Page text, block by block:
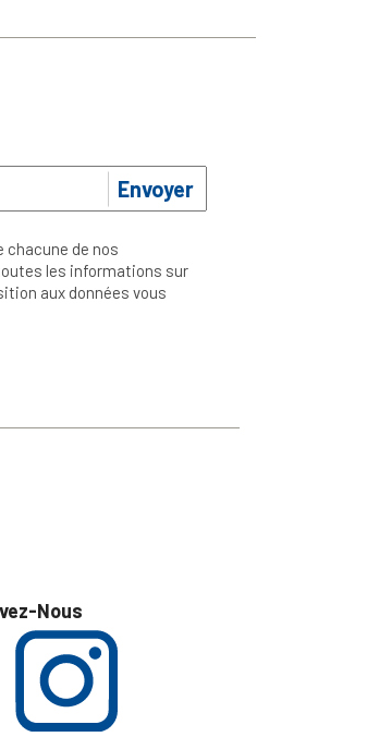
Envoyer
chacune de nos
les informations sur
aux données vous
Nous